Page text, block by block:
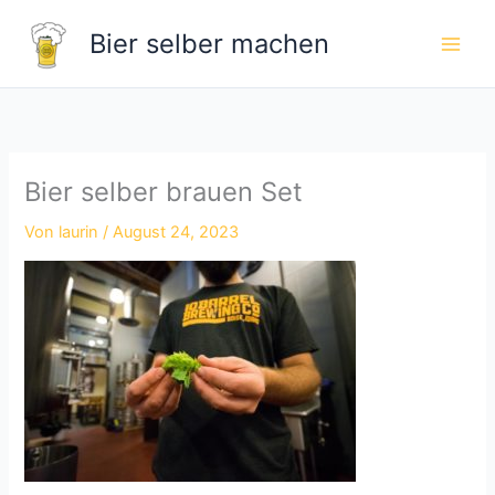
Inhalt
springen
Bier selber machen
Bier selber brauen Set
Von laurin /August 24, 2023